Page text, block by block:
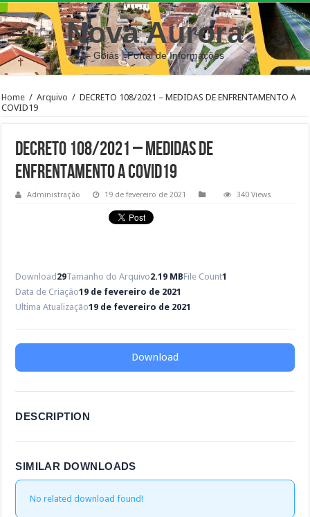
Nova Aurora
– Goiás | Portal de Informações
Home / Arquivo / DECRETO 108/2021 – MEDIDAS DE ENFRENTAMENTO A
COVID19
DECRETO 108/2021 – MEDIDAS DE
ENFRENTAMENTO A COVID19
Administração 19 de fevereiro de 2021 340 Views
Download 29Tamanho do Arquivo2.19 MBFile Count1
Data de Criação19 de fevereiro de 2021
Ultima Atualização19 de fevereiro de 2021
Download
DESCRIPTION
SIMILAR DOWNLOADS
No related download found!